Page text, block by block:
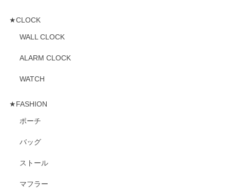
★CLOCK
WALL CLOCK
ALARM CLOCK
WATCH
★FASHION
ポーチ
バッグ
ストール
マフラー